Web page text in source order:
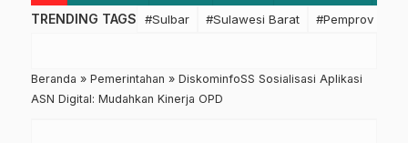
TRENDING TAGS #Sulbar #Sulawesi Barat #Pemprov
Beranda » Pemerintahan » DiskominfoSS Sosialisasi Aplikasi
ASN Digital: Mudahkan Kinerja OPD